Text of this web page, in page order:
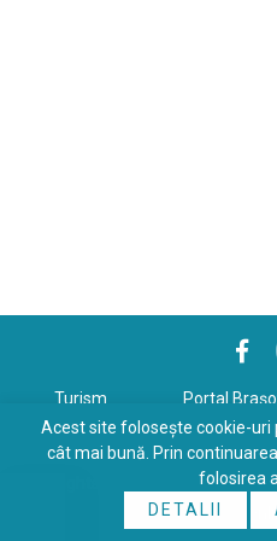
Turism Portal
Politică de
Copyrights © 2026 All Rights
Acest site folosește cookie-
cât mai bună. Prin
folosirea
DETALII